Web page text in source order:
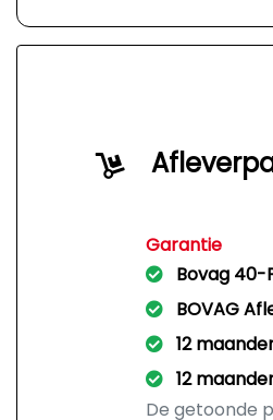
Garantie
Bovag
BOVAG
12
12
De getoonde